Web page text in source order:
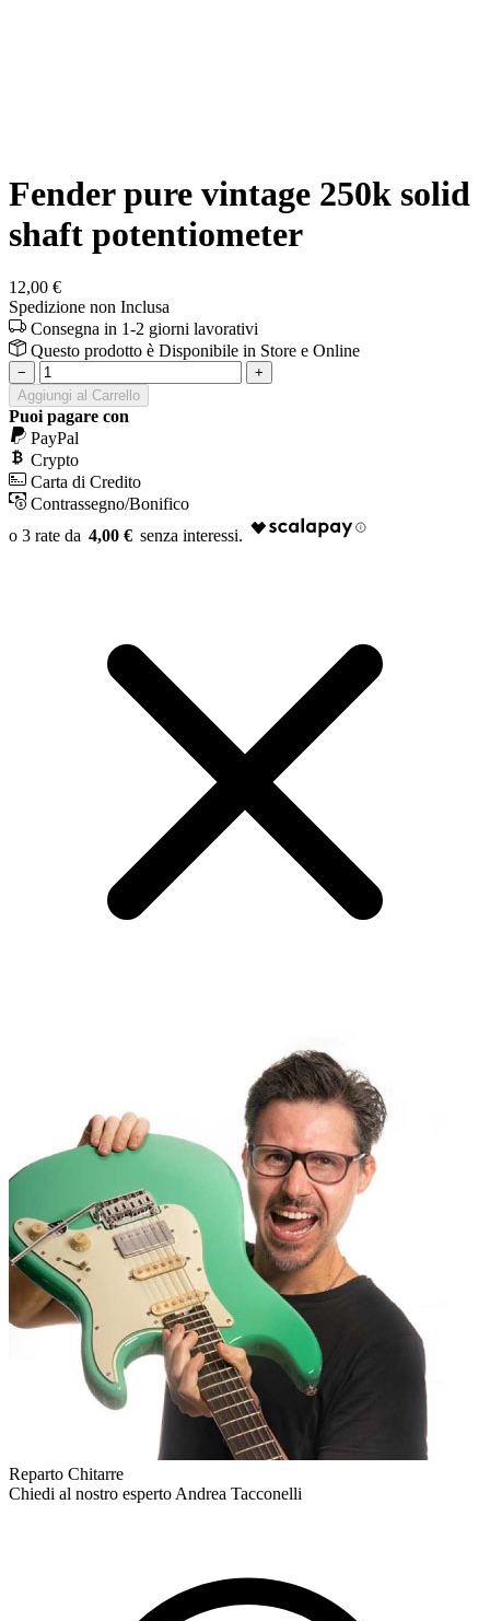
Fender pure vintage 250k solid
shaft potentiometer
12,00 €
Spedizione non Inclusa
Consegna in 1-2 giorni lavorativi
Questo prodotto è Disponibile in Store e Online
−
+
Aggiungi al Carrello
Puoi pagare con
PayPal
Crypto
Carta di Credito
Contrassegno/Bonifico
4,00 €
Reparto Chitarre
Chiedi al nostro espertoAndrea Tacconelli